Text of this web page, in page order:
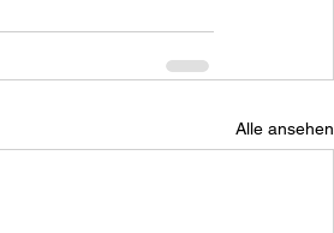
Alle ansehen